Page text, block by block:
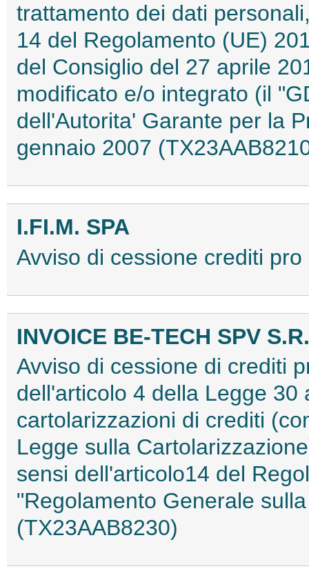
trattamento dei dati
14 del Regolamento (UE)
del Consiglio del 27 aprile
modificato e/o integrato (il
dell'Autorita' Garante per la
gennaio 2007
I.FI.M. SPA
Avviso di cessione crediti
INVOICE BE-TECH SPV
Avviso di cessione di crediti
dell'articolo 4 della Legge
cartolarizzazioni di crediti
Legge sulla
sensi dell'articolo14 del
"Regolamento Generale
(TX23AAB8230)